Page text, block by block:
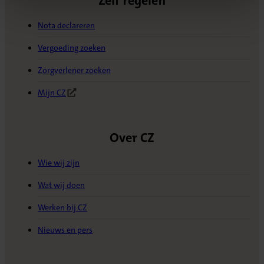
Nota declareren
Vergoeding zoeken
Zorgverlener zoeken
Mijn CZ
(Opent in nieuw tabblad)
Over CZ
Wie wij zijn
Wat wij doen
Werken bij CZ
Nieuws en pers